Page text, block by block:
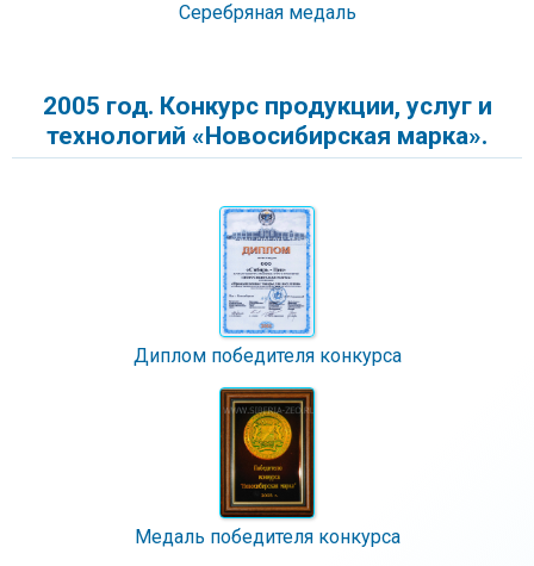
Серебряная медаль
2005 год. Конкурс продукции, услуг и
технологий «Новосибирская марка».
Диплом победителя конкурса
Медаль победителя конкурса